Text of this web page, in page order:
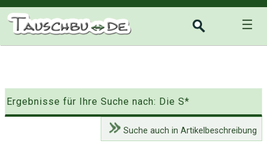
☰
Ergebnisse für Ihre Suche nach: Die S*
Suche auch in Artikelbeschreibung